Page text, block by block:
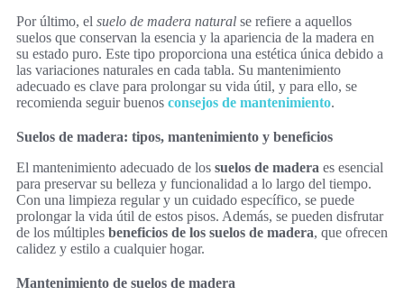
Por último, el suelo de madera natural se refiere a aquellos
suelos que conservan la esencia y la apariencia de la madera en
su estado puro. Este tipo proporciona una estética única debido a
las variaciones naturales en cada tabla. Su mantenimiento
adecuado es clave para prolongar su vida útil, y para ello, se
recomienda seguir buenos consejos de mantenimiento.
Suelos de madera: tipos, mantenimiento y beneficios
El mantenimiento adecuado de los suelos de madera es esencial
para preservar su belleza y funcionalidad a lo largo del tiempo.
Con una limpieza regular y un cuidado específico, se puede
prolongar la vida útil de estos pisos. Además, se pueden disfrutar
de los múltiples beneficios de los suelos de madera, que ofrecen
calidez y estilo a cualquier hogar.
Mantenimiento de suelos de madera